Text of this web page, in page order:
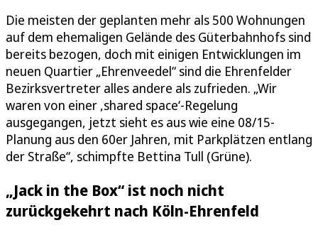
Die meisten der geplanten mehr als 500 Wohnungen
auf dem ehemaligen Gelände des Güterbahnhofs sind
bereits bezogen, doch mit einigen Entwicklungen im
neuen Quartier „Ehrenveedel“ sind die Ehrenfelder
Bezirksvertreter alles andere als zufrieden. „Wir
waren von einer ,shared space‘-Regelung
ausgegangen, jetzt sieht es aus wie eine 08/15-
Planung aus den 60er Jahren, mit Parkplätzen entlang
der Straße“, schimpfte Bettina Tull (Grüne).
„Jack in the Box“ ist noch nicht
zurückgekehrt nach Köln-Ehrenfeld